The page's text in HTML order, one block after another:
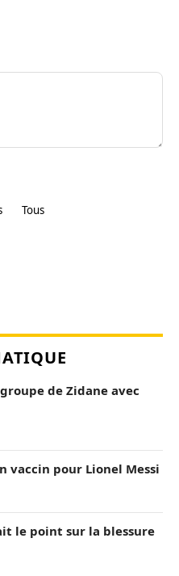
Tous
de Zidane avec
vaccin pour Lionel Messi
le point sur la blessure